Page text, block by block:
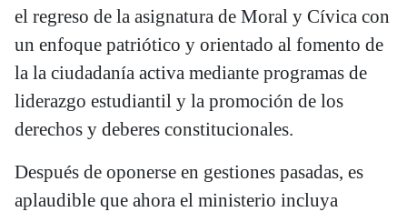
el regreso de la asignatura de Moral y Cívica con
un enfoque patriótico y orientado al fomento de
la la ciudadanía activa mediante programas de
liderazgo estudiantil y la promoción de los
derechos y deberes constitucionales.
Después de oponerse en gestiones pasadas, es
aplaudible que ahora el ministerio incluya